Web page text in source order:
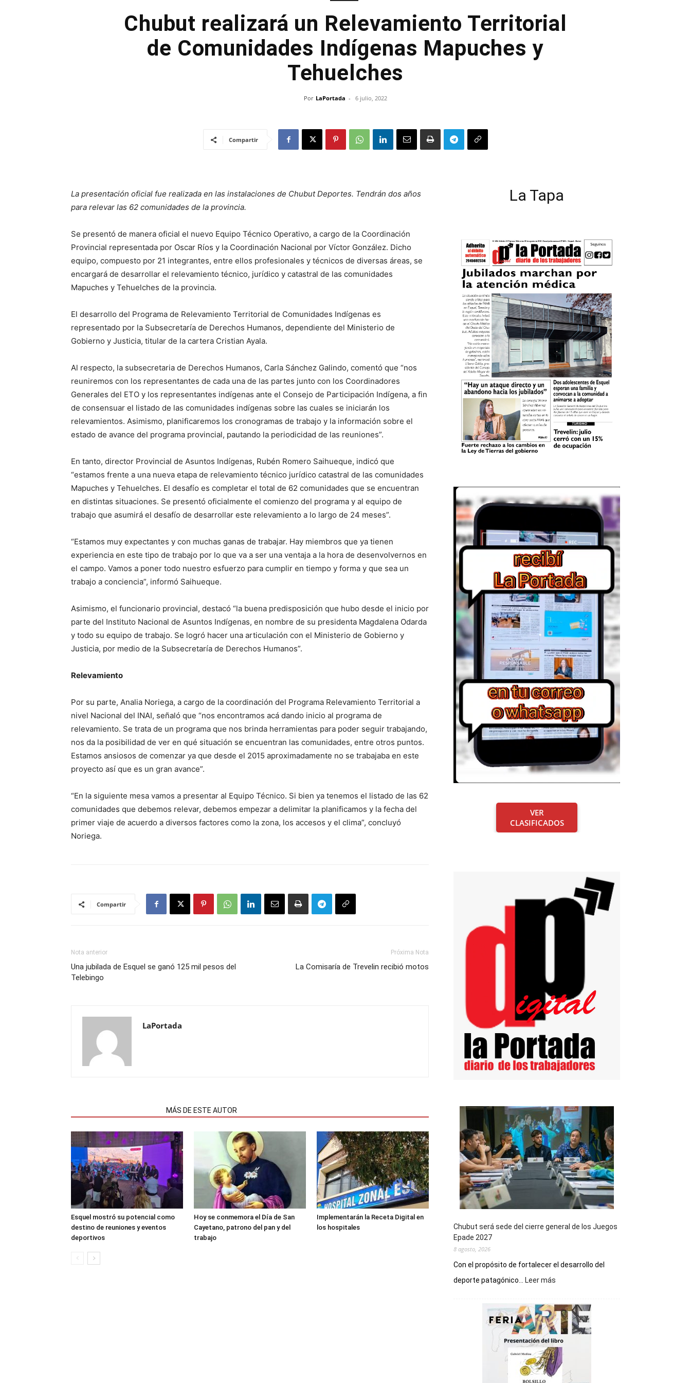
Chubut realizará un Relevamiento Territorial
de Comunidades Indígenas Mapuches y
Tehuelches
Por LaPortada - 6 julio, 2022
Compartir
La presentación oficial fue realizada en las instalaciones de Chubut Deportes. Tendrán dos años
para relevar las 62 comunidades de la provincia.
Se presentó de manera oficial el nuevo Equipo Técnico Operativo, a cargo de la Coordinación
Provincial representada por Oscar Ríos y la Coordinación Nacional por Víctor González. Dicho
equipo, compuesto por 21 integrantes, entre ellos profesionales y técnicos de diversas áreas, se
encargará de desarrollar el relevamiento técnico, jurídico y catastral de las comunidades
Mapuches y Tehuelches de la provincia.
El desarrollo del Programa de Relevamiento Territorial de Comunidades Indígenas es
representado por la Subsecretaría de Derechos Humanos, dependiente del Ministerio de
Gobierno y Justicia, titular de la cartera Cristian Ayala.
Al respecto, la subsecretaria de Derechos Humanos, Carla Sánchez Galindo, comentó que “nos
reuniremos con los representantes de cada una de las partes junto con los Coordinadores
Generales del ETO y los representantes indígenas ante el Consejo de Participación Indígena, a fin
de consensuar el listado de las comunidades indígenas sobre las cuales se iniciarán los
relevamientos. Asimismo, planificaremos los cronogramas de trabajo y la información sobre el
estado de avance del programa provincial, pautando la periodicidad de las reuniones”.
En tanto, director Provincial de Asuntos Indígenas, Rubén Romero Saihueque, indicó que
“estamos frente a una nueva etapa de relevamiento técnico jurídico catastral de las comunidades
Mapuches y Tehuelches. El desafío es completar el total de 62 comunidades que se encuentran
en distintas situaciones. Se presentó oficialmente el comienzo del programa y al equipo de
trabajo que asumirá el desafío de desarrollar este relevamiento a lo largo de 24 meses”.
“Estamos muy expectantes y con muchas ganas de trabajar. Hay miembros que ya tienen
experiencia en este tipo de trabajo por lo que va a ser una ventaja a la hora de desenvolvernos en
el campo. Vamos a poner todo nuestro esfuerzo para cumplir en tiempo y forma y que sea un
trabajo a conciencia”, informó Saihueque.
Asimismo, el funcionario provincial, destacó “la buena predisposición que hubo desde el inicio por
parte del Instituto Nacional de Asuntos Indígenas, en nombre de su presidenta Magdalena Odarda
y todo su equipo de trabajo. Se logró hacer una articulación con el Ministerio de Gobierno y
Justicia, por medio de la Subsecretaría de Derechos Humanos”.
Relevamiento
Por su parte, Analia Noriega, a cargo de la coordinación del Programa Relevamiento Territorial a
nivel Nacional del INAI, señaló que “nos encontramos acá dando inicio al programa de
relevamiento. Se trata de un programa que nos brinda herramientas para poder seguir trabajando,
nos da la posibilidad de ver en qué situación se encuentran las comunidades, entre otros puntos.
Estamos ansiosos de comenzar ya que desde el 2015 aproximadamente no se trabajaba en este
proyecto así que es un gran avance”.
“En la siguiente mesa vamos a presentar al Equipo Técnico. Si bien ya tenemos el listado de las 62
comunidades que debemos relevar, debemos empezar a delimitar la planificamos y la fecha del
primer viaje de acuerdo a diversos factores como la zona, los accesos y el clima”, concluyó
Noriega.
Compartir
Nota anterior
Una jubilada de Esquel se ganó 125 mil pesos del
Telebingo
Próxima Nota
La Comisaría de Trevelin recibió motos
LaPortada
MÁS DE ESTE AUTOR
Esquel mostró su potencial como
destino de reuniones y eventos
deportivos
Hoy se conmemora el Día de San
Cayetano, patrono del pan y del
trabajo
Implementarán la Receta Digital en
los hospitales
La Tapa
VER
CLASIFICADOS
Chubut será sede del cierre general de los Juegos
Epade 2027
8 agosto, 2026
Con el propósito de fortalecer el desarrollo del
deporte patagónico...
Leer más
sede
del
cierre
general
de
los
Juegos